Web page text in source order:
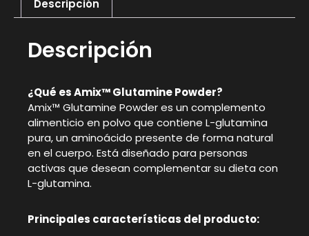
Descripción
Descripción
¿Qué es Amix™ Glutamine Powder?
Amix™ Glutamine Powder es un complemento
alimenticio en polvo que contiene L-glutamina
pura, un aminoácido presente de forma natural
en el cuerpo. Está diseñado para personas
activas que desean complementar su dieta con
L-glutamina.
Principales características del producto: